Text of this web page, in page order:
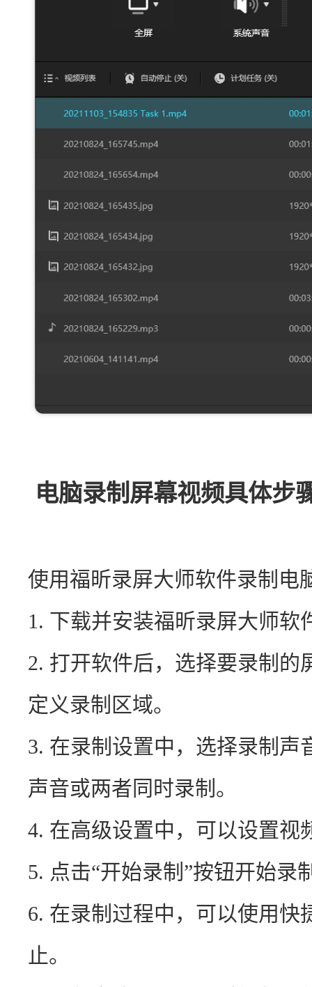
电脑录制屏幕视频具体步
使用福昕录屏大师软件录制电
1. 下载并安装福昕录屏大师软
2. 打开软件后，选择要录制的
定义录制区域。
3. 在录制设置中，选择录制
声音或两者同时录制。
4. 在高级设置中，可以设置视
5. 点击“开始录制”按钮开始录
6. 在录制过程中，可以使用
止。